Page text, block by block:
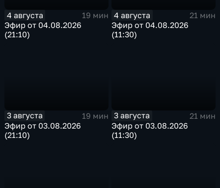
4 августа
19 мин
Эфир от 04.08.2026
(21:10)
4 августа
21 мин
Эфир от 04.08.2026
(11:30)
3 августа
19 мин
Эфир от 03.08.2026
(21:10)
3 августа
21 мин
Эфир от 03.08.2026
(11:30)